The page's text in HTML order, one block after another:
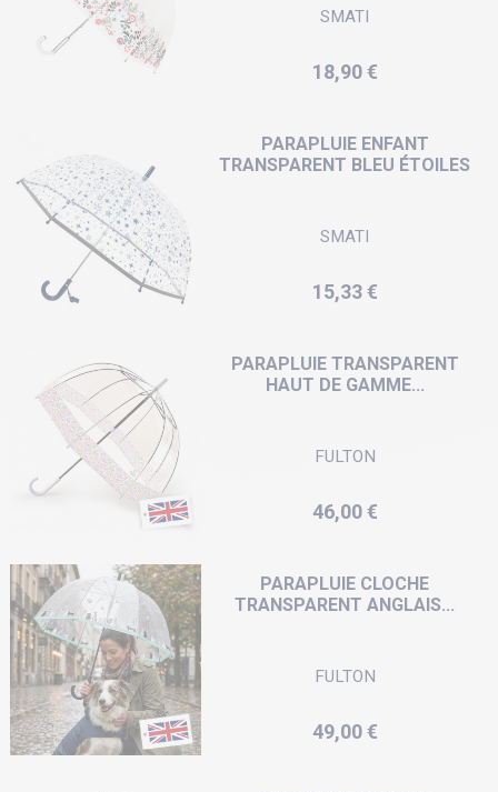
SMATI
Prix
18,90 €
PARAPLUIE ENFANT
TRANSPARENT BLEU ÉTOILES
SMATI
Prix
15,33 €
PARAPLUIE TRANSPARENT
HAUT DE GAMME...
FULTON
Prix
46,00 €
PARAPLUIE CLOCHE
TRANSPARENT ANGLAIS...
FULTON
Prix
49,00 €